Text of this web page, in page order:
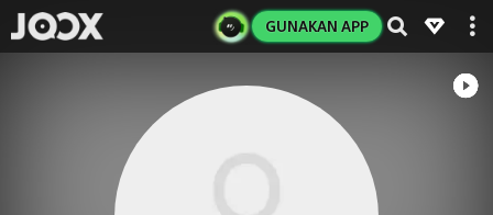
GUNAKAN APP